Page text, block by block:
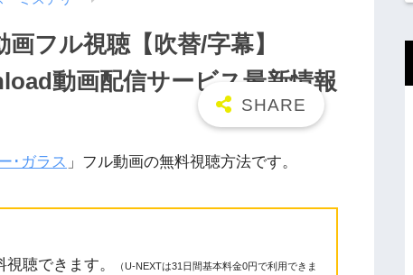
フル視聴【吹替/字幕】
動画配信サービス最新情報
･ガラス 」フル動画の無料視聴方法です。
聴できます。 （U-NEXTは31日間基本料金0円で利用できま